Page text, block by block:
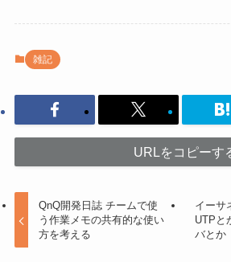
雑記
URLをコピーす
QnQ開発日誌 チームで使
う作業メモの共有的な使い
方を考える
イーサ
UTPと
バとか